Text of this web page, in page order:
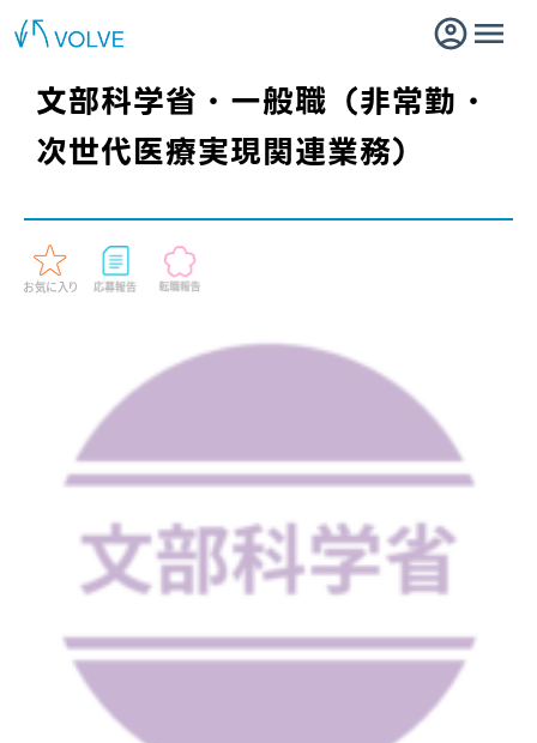
文部科学省・一般職（非常勤・
次世代医療実現関連業務）